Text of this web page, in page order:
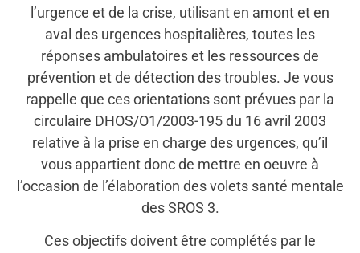
l’urgence et de la crise, utilisant en amont et en
aval des urgences hospitalières, toutes les
réponses ambulatoires et les ressources de
prévention et de détection des troubles. Je vous
rappelle que ces orientations sont prévues par la
circulaire DHOS/O1/2003-195 du 16 avril 2003
relative à la prise en charge des urgences, qu’il
vous appartient donc de mettre en oeuvre à
l’occasion de l’élaboration des volets santé mentale
des SROS 3.
Ces objectifs doivent être complétés par le